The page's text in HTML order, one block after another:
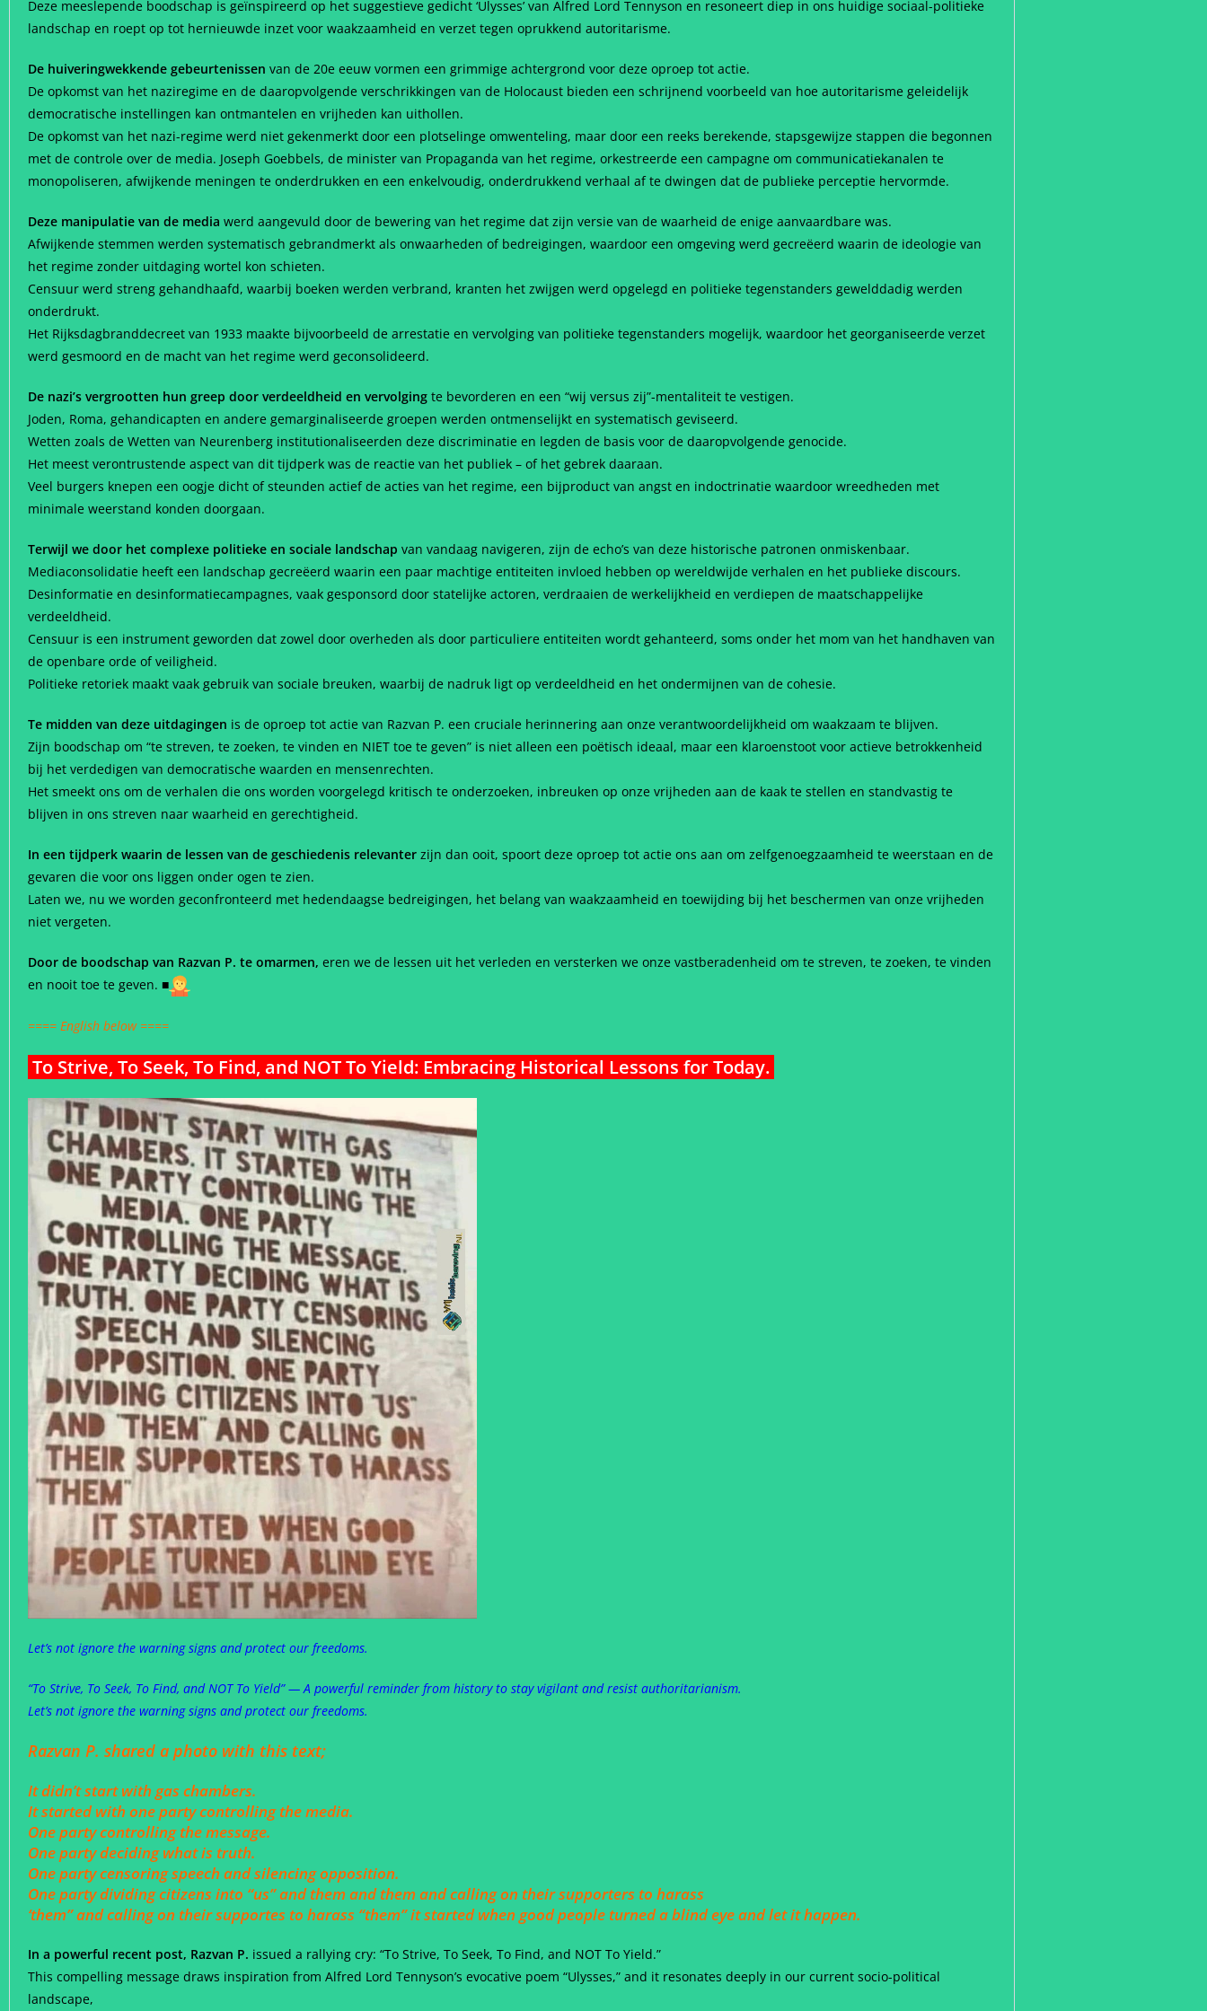
Deze meeslepende boodschap is geïnspireerd op het suggestieve gedicht ‘Ulysses’ van Alfred Lord Tennyson en resoneert diep in ons huidige sociaal-politieke
landschap en roept op tot hernieuwde inzet voor waakzaamheid en verzet tegen oprukkend autoritarisme.
De huiveringwekkende gebeurtenissen van de 20e eeuw vormen een grimmige achtergrond voor deze oproep tot actie.
De opkomst van het naziregime en de daaropvolgende verschrikkingen van de Holocaust bieden een schrijnend voorbeeld van hoe autoritarisme geleidelijk
democratische instellingen kan ontmantelen en vrijheden kan uithollen.
De opkomst van het nazi-regime werd niet gekenmerkt door een plotselinge omwenteling, maar door een reeks berekende, stapsgewijze stappen die begonnen
met de controle over de media. Joseph Goebbels, de minister van Propaganda van het regime, orkestreerde een campagne om communicatiekanalen te
monopoliseren, afwijkende meningen te onderdrukken en een enkelvoudig, onderdrukkend verhaal af te dwingen dat de publieke perceptie hervormde.
Deze manipulatie van de media werd aangevuld door de bewering van het regime dat zijn versie van de waarheid de enige aanvaardbare was.
Afwijkende stemmen werden systematisch gebrandmerkt als onwaarheden of bedreigingen, waardoor een omgeving werd gecreëerd waarin de ideologie van
het regime zonder uitdaging wortel kon schieten.
Censuur werd streng gehandhaafd, waarbij boeken werden verbrand, kranten het zwijgen werd opgelegd en politieke tegenstanders gewelddadig werden
onderdrukt.
Het Rijksdagbranddecreet van 1933 maakte bijvoorbeeld de arrestatie en vervolging van politieke tegenstanders mogelijk, waardoor het georganiseerde verzet
werd gesmoord en de macht van het regime werd geconsolideerd.
De nazi’s vergrootten hun greep door verdeeldheid en vervolging te bevorderen en een “wij versus zij”-mentaliteit te vestigen.
Joden, Roma, gehandicapten en andere gemarginaliseerde groepen werden ontmenselijkt en systematisch geviseerd.
Wetten zoals de Wetten van Neurenberg institutionaliseerden deze discriminatie en legden de basis voor de daaropvolgende genocide.
Het meest verontrustende aspect van dit tijdperk was de reactie van het publiek – of het gebrek daaraan.
Veel burgers knepen een oogje dicht of steunden actief de acties van het regime, een bijproduct van angst en indoctrinatie waardoor wreedheden met
minimale weerstand konden doorgaan.
Terwijl we door het complexe politieke en sociale landschap van vandaag navigeren, zijn de echo’s van deze historische patronen onmiskenbaar.
Mediaconsolidatie heeft een landschap gecreëerd waarin een paar machtige entiteiten invloed hebben op wereldwijde verhalen en het publieke discours.
Desinformatie en desinformatiecampagnes, vaak gesponsord door statelijke actoren, verdraaien de werkelijkheid en verdiepen de maatschappelijke
verdeeldheid.
Censuur is een instrument geworden dat zowel door overheden als door particuliere entiteiten wordt gehanteerd, soms onder het mom van het handhaven van
de openbare orde of veiligheid.
Politieke retoriek maakt vaak gebruik van sociale breuken, waarbij de nadruk ligt op verdeeldheid en het ondermijnen van de cohesie.
Te midden van deze uitdagingen is de oproep tot actie van Razvan P. een cruciale herinnering aan onze verantwoordelijkheid om waakzaam te blijven.
Zijn boodschap om “te streven, te zoeken, te vinden en NIET toe te geven” is niet alleen een poëtisch ideaal, maar een klaroenstoot voor actieve betrokkenheid
bij het verdedigen van democratische waarden en mensenrechten.
Het smeekt ons om de verhalen die ons worden voorgelegd kritisch te onderzoeken, inbreuken op onze vrijheden aan de kaak te stellen en standvastig te
blijven in ons streven naar waarheid en gerechtigheid.
In een tijdperk waarin de lessen van de geschiedenis relevanter zijn dan ooit, spoort deze oproep tot actie ons aan om zelfgenoegzaamheid te weerstaan en de
gevaren die voor ons liggen onder ogen te zien.
Laten we, nu we worden geconfronteerd met hedendaagse bedreigingen, het belang van waakzaamheid en toewijding bij het beschermen van onze vrijheden
niet vergeten.
Door de boodschap van Razvan P. te omarmen, eren we de lessen uit het verleden en versterken we onze vastberadenheid om te streven, te zoeken, te vinden
en nooit toe te geven. ■
==== English below ====
To Strive, To Seek, To Find, and NOT To Yield: Embracing Historical Lessons for Today.
Let’s not ignore the warning signs and protect our freedoms.
“To Strive, To Seek, To Find, and NOT To Yield” — A powerful reminder from history to stay vigilant and resist authoritarianism.
Let’s not ignore the warning signs and protect our freedoms.
Razvan P. shared a photo with this text;
It didn’t start with gas chambers.
It started with one party controlling the media.
One party controlling the message.
One party deciding what is truth.
One party censoring speech and silencing opposition.
One party dividing citizens into “us” and them and them and calling on their supporters to harass
‘them” and calling on their supportes to harass “them” it started when good people turned a blind eye and let it happen.
In a powerful recent post, Razvan P. issued a rallying cry: “To Strive, To Seek, To Find, and NOT To Yield.”
This compelling message draws inspiration from Alfred Lord Tennyson’s evocative poem “Ulysses,” and it resonates deeply in our current socio-political
landscape,